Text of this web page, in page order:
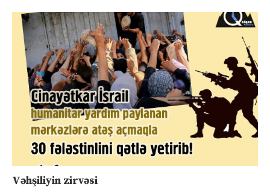
Vəhşiliyin zirvəsi